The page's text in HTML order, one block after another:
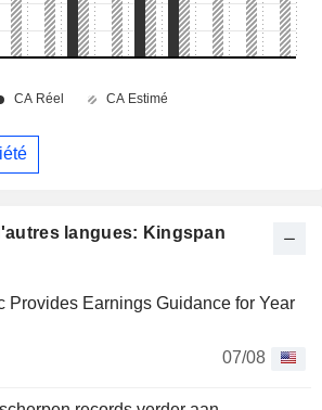
langues: Kingspan
Provides Earnings Guidance for Year
07/08